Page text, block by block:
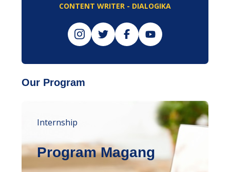
CONTENT WRITER - DIALOGIKA
Our Program
Internship
Program Magang